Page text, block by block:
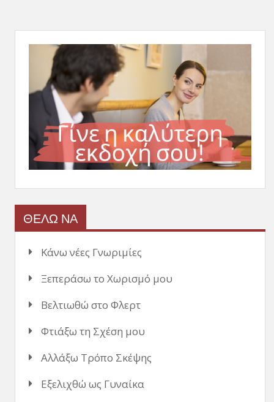
ΘΕΛΩ ΝΑ
Κάνω νέες Γνωριμίες
Ξεπεράσω το Χωρισμό μου
Βελτιωθώ στο Φλερτ
Φτιάξω τη Σχέση μου
Αλλάξω Τρόπο Σκέψης
Εξελιχθώ ως Γυναίκα